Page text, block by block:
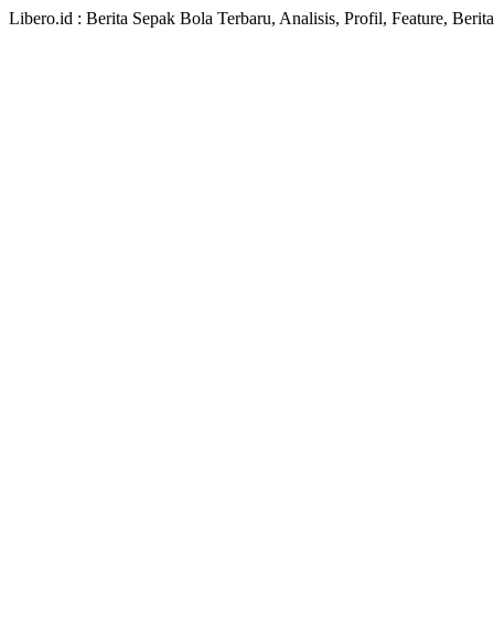
Libero.id : Berita Sepak Bola Terbaru, Analisis, Profil, Feature,